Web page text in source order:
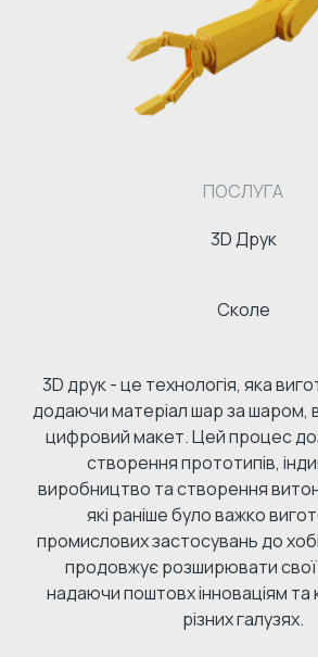
ПОСЛУГА
3D Друк
Сколе
3D друк - це технологія, яка
додаючи матеріал шар за шаром,
цифровий макет. Цей процес
створення прототипів,
виробництво та створення
які раніше було важко
промислових застосувань до
продовжує розширювати свої
надаючи поштовх інноваціям та
різних галузях.